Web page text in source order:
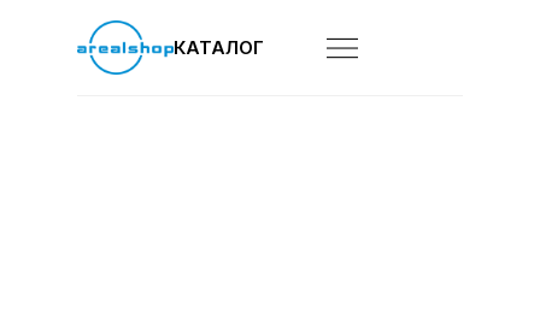
КАТАЛОГ